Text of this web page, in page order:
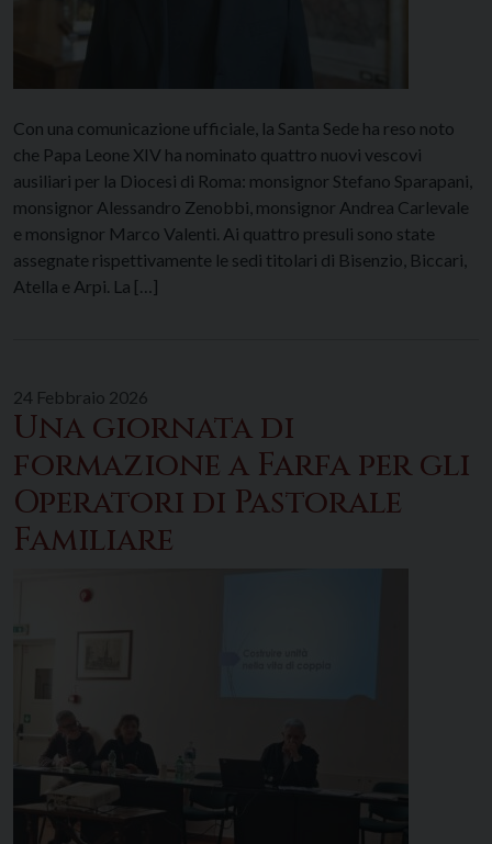
Con una comunicazione ufficiale, la Santa Sede ha reso noto
che Papa Leone XIV ha nominato quattro nuovi vescovi
ausiliari per la Diocesi di Roma: monsignor Stefano Sparapani,
monsignor Alessandro Zenobbi, monsignor Andrea Carlevale
e monsignor Marco Valenti. Ai quattro presuli sono state
assegnate rispettivamente le sedi titolari di Bisenzio, Biccari,
Atella e Arpi. La […]
24 Febbraio 2026
Una giornata di
formazione a Farfa per gli
Operatori di Pastorale
Familiare